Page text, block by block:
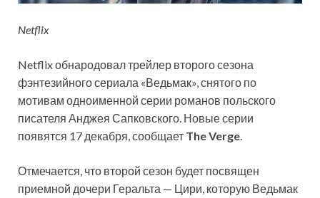
Netflix
Netflix обнародовал трейлер второго сезона
фэнтезийного сериала «Ведьмак», снятого по
мотивам одноименной серии романов польского
писателя Анджея Сапковского. Новые серии
появятся 17 декабря, сообщает The Verge
Отмечается, что второй сезон будет посвящен
приемной дочери Геральта — Цири, которую Ведьмак